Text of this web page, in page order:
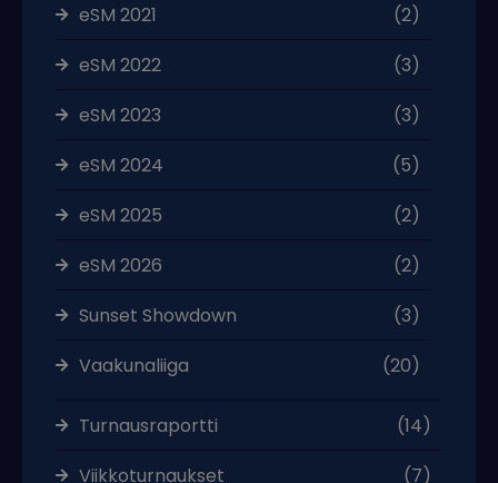
eSM 2021
(2)
eSM 2022
(3)
eSM 2023
(3)
eSM 2024
(5)
eSM 2025
(2)
eSM 2026
(2)
Sunset Showdown
(3)
Vaakunaliiga
(20)
Turnausraportti
(14)
Viikkoturnaukset
(7)